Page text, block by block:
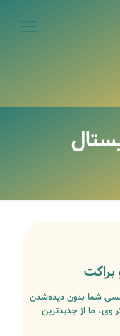
براکت
شما بدون دیده‌شدن
وی، ما از جدیدترین